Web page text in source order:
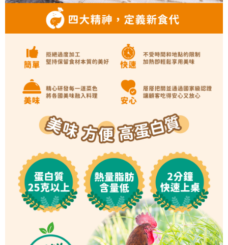
２．關於個人資料處理事宜，請瀏覽以下網址：
https://aftee.tw/terms/#terms3
３．未成年的使用者請事先徵得法定代理人或監護人之同意方可使用
「AFTEE先享後付」，若未經同意申辦者引起之損失，本公司不負相關責
４．使用「AFTEE先享後付」時，將依據個別帳號之用戶狀況，依本公司即
時審查核予不同之上限額度；若仍有額度不足之情形，本公司將視審查結果
５．嚴禁一人註冊多個帳號或使用他人資訊註冊。若發現惡意使用之情形，
恩沛科技股份有限公司將有權停止該用戶之使用額度並採取法律行動。